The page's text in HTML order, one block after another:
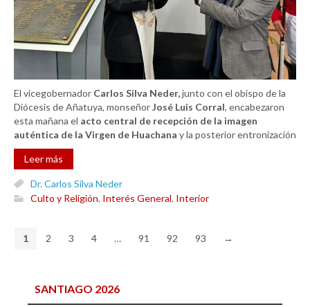
El vicegobernador Carlos Silva Neder,junto con el obispo de la
Diócesis de Añatuya, monseñorJosé Luis Corral, encabezaron
esta mañana el acto central de recepción de la imagen
auténtica de la Virgen de Huachana y la posterior entronización
Leer más
Dr. Carlos Silva Neder
Culto y Religión, Interés General, Interior
1 2 3 4 … 91 92 93 →
SANTIAGO 2026